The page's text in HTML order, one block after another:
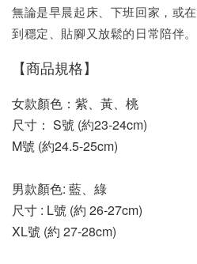
無論是早晨起床、下班回家，或
到穩定、貼腳又放鬆的日常陪伴。
【商品規格】
女款顏色：紫、黃、桃
尺寸： S號 (約23-24cm)
M號 (約24.5-25cm)
男款顏色: 藍、綠
尺寸 : L號 (約 26-27cm)
XL號 (約 27-28cm)